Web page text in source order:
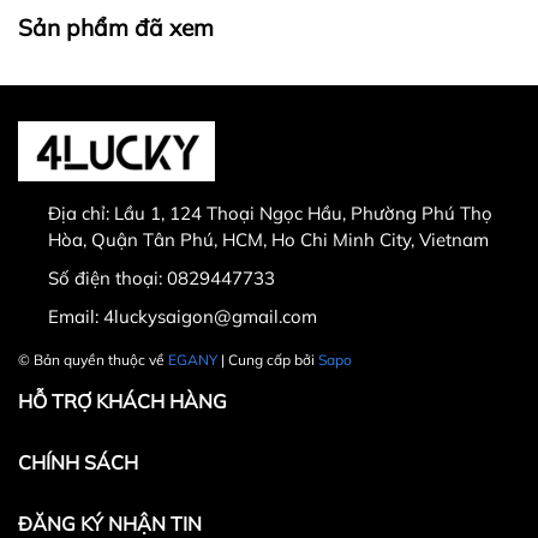
Lưu ý:
Thời gian đổi hàng trong vòng từ
ngày nhận hàng.
Thời gian được tính từ thời điểm xuất hóa đơn.
Sản phẩm chưa qua sử dụng, không bị dơ bẩn, còn
nguyên tem mác, hộp / bao bì sản phẩm đi kèm
(nếu có).
Sản phẩm được chọn để đổi phải có
Không hoàn lại tiền thừa
phẩm đổi.
Sản phẩm đã xem
Địa chỉ: Lầu 1, 124 Thoại Ngọc Hầu, Phường Phú Thọ
Hòa, Quận Tân Phú, HCM, Ho Chi Minh City, Vietnam
Số điện thoại: 0829447733
Email: 4luckysaigon@gmail.com
© Bản quyền thuộc về EGANY| Cung cấp bởi Sapo
HỖ TRỢ KHÁCH HÀNG
CHÍNH SÁCH
ĐĂNG KÝ NHẬN TIN